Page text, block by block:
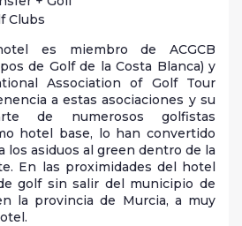
Clubs
es miembro de ACGCB
de Golf de la Costa Blanca) y
Association of Golf Tour
a estas asociaciones y su
de numerosos golfistas
hotel base, lo han convertido
los asiduos al green dentro de la
En las proximidades del hotel
golf sin salir del municipio de
la provincia de Murcia, a muy